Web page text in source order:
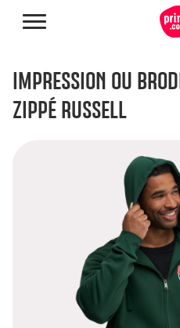
IMPRESSION OU
ZIPPÉ RUSSELL